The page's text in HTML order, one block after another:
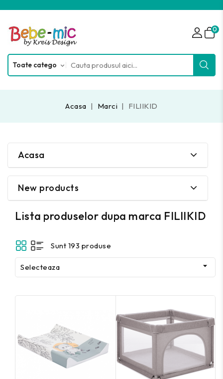
0
Acasa Marci FILlIKID
Acasa
New products
Lista produselor dupa marca FILlIKID
Sunt 193 produse
Selecteaza 